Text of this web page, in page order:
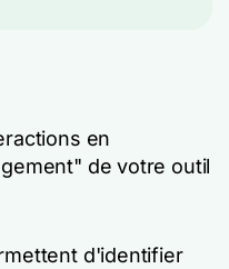
en
de votre outil
d'identifier